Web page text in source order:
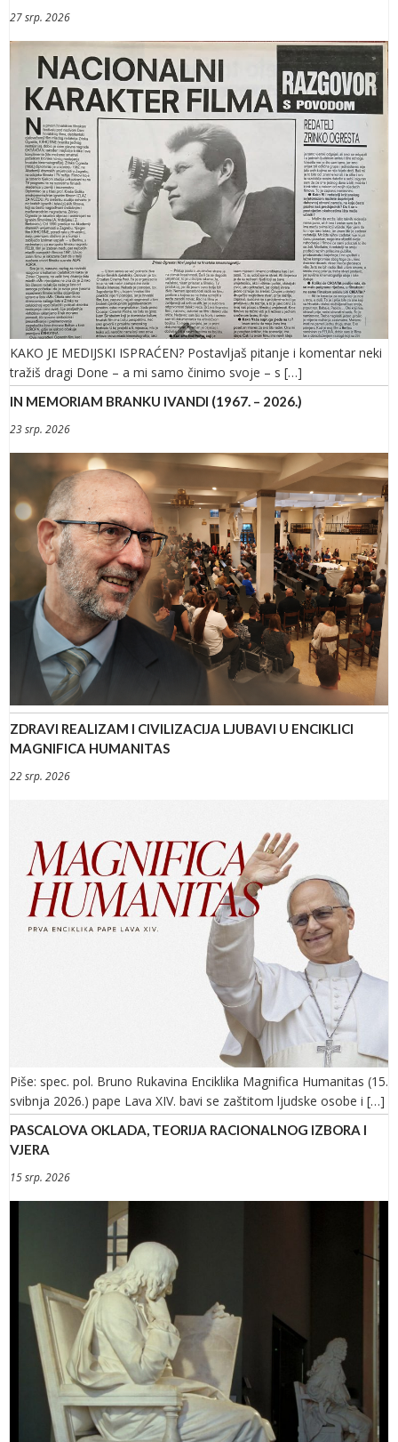
27 srp. 2026
KAKO JE MEDIJSKI ISPRAĆEN? Postavljaš pitanje i komentar neki
tražiš dragi Done – a mi samo činimo svoje – s […]
IN MEMORIAM BRANKU IVANDI (1967. – 2026.)
23 srp. 2026
ZDRAVI REALIZAM I CIVILIZACIJA LJUBAVI U ENCIKLICI
MAGNIFICA HUMANITAS
22 srp. 2026
Piše: spec. pol. Bruno Rukavina Enciklika Magnifica Humanitas (15.
svibnja 2026.) pape Lava XIV. bavi se zaštitom ljudske osobe i […]
PASCALOVA OKLADA, TEORIJA RACIONALNOG IZBORA I
VJERA
15 srp. 2026